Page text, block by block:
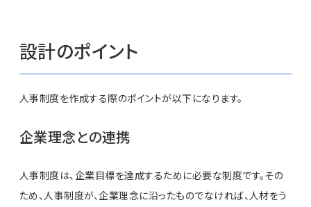
設計のポイント
人事制度を作成する際のポイントが以下になります。
企業理念との連携
人事制度は、企業目標を達成するために必要な制度です。その
ため、人事制度が、企業理念に沿ったものでなければ、人材をう